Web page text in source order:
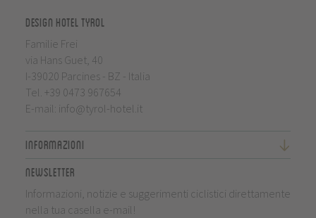
Design Hotel Tyrol
Familie Frei
via Hans Guet, 40
I-39020 Parcines - BZ - Italia
Tel. +39 0473 967654
E-mail: info@tyrol-hotel.it
Informazioni
Newsletter
Informazioni, notizie e suggerimenti ciclistici direttamente
nella tua casella e-mail!